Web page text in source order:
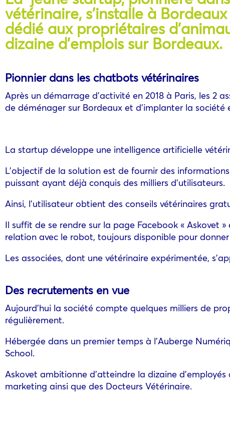
vétérinaire, s’installe à
dédié aux propriétaires
dizaine d’emplois sur Bordeaux.
Pionnier dans les chatbots vétérinaires
Après un démarrage d’activité en 2018 à Paris, les 2
de déménager sur Bordeaux et d’implanter la société
La startup développe une intelligence artificielle
L’objectif de la solution est de fournir des
puissant ayant déjà conquis des milliers d’utilisateurs.
Ainsi, l’utilisateur obtient des conseils vétérinaires
Il suffit de se rendre sur la page Facebook « Askovet
relation avec le robot, toujours disponible pour
Les associées, dont une vétérinaire expérimentée,
Des recrutements en vue
Aujourd’hui la société compte quelques milliers de
régulièrement.
Hébergée dans un premier temps à l’Auberge
School.
Askovet ambitionne d’atteindre la dizaine
marketing ainsi que des Docteurs Vétérinaire.